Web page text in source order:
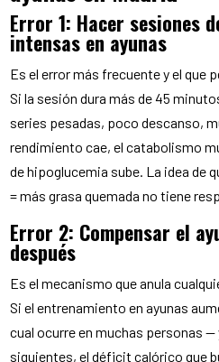
Error 1: Hacer sesiones
intensas en ayunas
Es el error más frecuente y el que
Si la sesión dura más de 45
series pesadas, poco descanso,
rendimiento cae, el catabolismo
de hipoglucemia sube. La idea de
= más grasa quemada no tiene
Error 2: Compensar el
después
Es el mecanismo que anula
Si el entrenamiento en ayunas
cual ocurre en muchas personas
siguientes, el déficit calórico que